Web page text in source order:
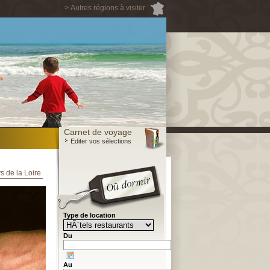
> Autres régions à visiter
Carnet de voyage
Editer vos sélections
de la Loire
Type de location
Du
Au